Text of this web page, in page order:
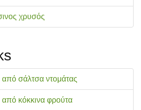
χρυσός
από σάλτσα ντομάτας
από κόκκινα φρούτα